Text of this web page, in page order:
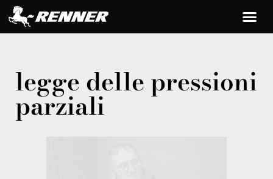
legge delle pressioni
parziali